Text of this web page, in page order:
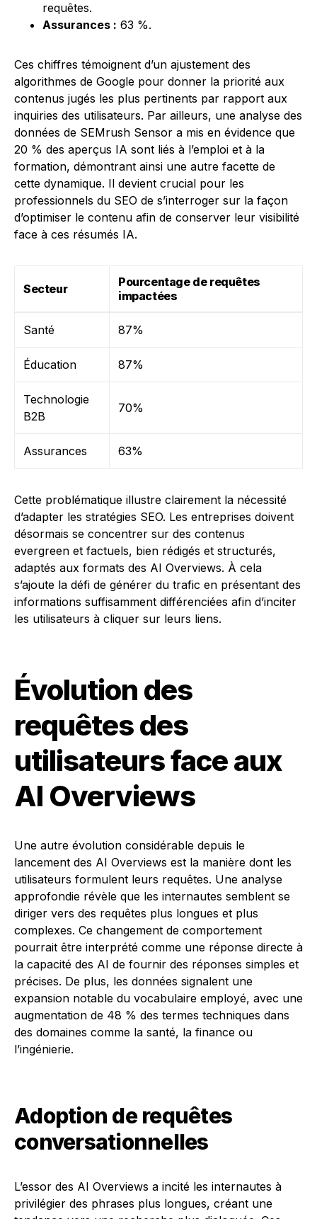
requêtes.
Assurances : 63 %.
Ces chiffres témoignent d’un ajustement des
algorithmes de Google pour donner la priorité aux
contenus jugés les plus pertinents par rapport aux
inquiries des utilisateurs. Par ailleurs, une analyse des
données de SEMrush Sensor a mis en évidence que
20 % des aperçus IA sont liés à l’emploi et à la
formation, démontrant ainsi une autre facette de
cette dynamique. Il devient crucial pour les
professionnels du SEO de s’interroger sur la façon
d’optimiser le contenu afin de conserver leur visibilité
face à ces résumés IA.
Secteur
Pourcentage de requêtes
impactées
Santé 87%
Éducation 87%
Technologie
B2B
70%
Assurances 63%
Cette problématique illustre clairement la nécessité
d’adapter les stratégies SEO. Les entreprises doivent
désormais se concentrer sur des contenus
evergreen et factuels, bien rédigés et structurés,
adaptés aux formats des AI Overviews. À cela
s’ajoute la défi de générer du trafic en présentant des
informations suffisamment différenciées afin d’inciter
les utilisateurs à cliquer sur leurs liens.
Évolution des
requêtes des
utilisateurs face aux
AI Overviews
Une autre évolution considérable depuis le
lancement des AI Overviews est la manière dont les
utilisateurs formulent leurs requêtes. Une analyse
approfondie révèle que les internautes semblent se
diriger vers des requêtes plus longues et plus
complexes. Ce changement de comportement
pourrait être interprété comme une réponse directe à
la capacité des AI de fournir des réponses simples et
précises. De plus, les données signalent une
expansion notable du vocabulaire employé, avec une
augmentation de 48 % des termes techniques dans
des domaines comme la santé, la finance ou
l’ingénierie.
Adoption de requêtes
conversationnelles
L’essor des AI Overviews a incité les internautes à
privilégier des phrases plus longues, créant une